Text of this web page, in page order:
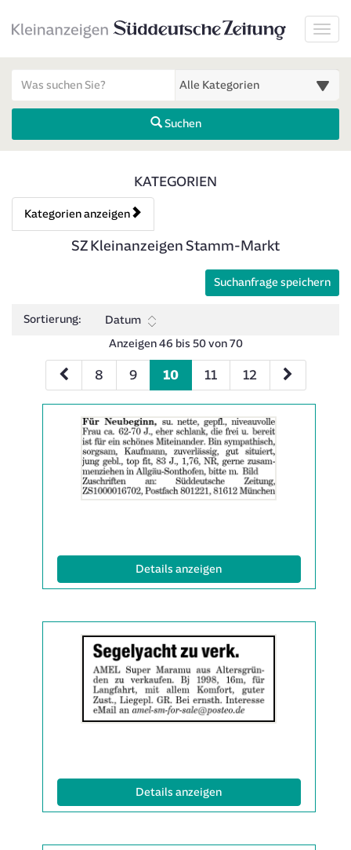
Suchen
Kategorien & Anzeigen
KATEGORIEN
Kategorien anzeigen
Bedienhinweis: Navigieren Sie mit Tab (Shift+Tab zurück).
Rubrik:
SZ Kleinanzeigen Stamm-Markt
Suchanfrage speichern
Sortierung:
Datum
Anzeigen 46 bis 50 von 70
8 9 10 11 12
der
Anzeige
2061725
anzeigen
|
Details anzeigen(ID: 2061725)
der
Anzeige
2061727
anzeigen
|
Info:
Details anzeigen(ID: 2061727)